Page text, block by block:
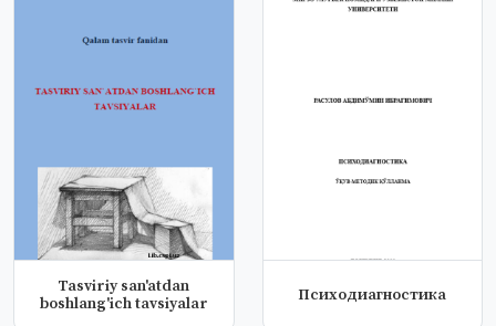
Tasviriy san'atdan
boshlang'ich tavsiyalar
Психодиагностика